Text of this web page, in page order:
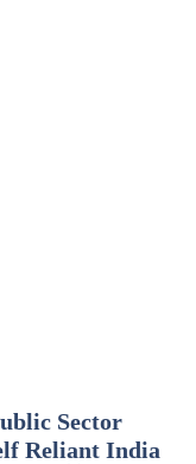
Sector
Reliant India